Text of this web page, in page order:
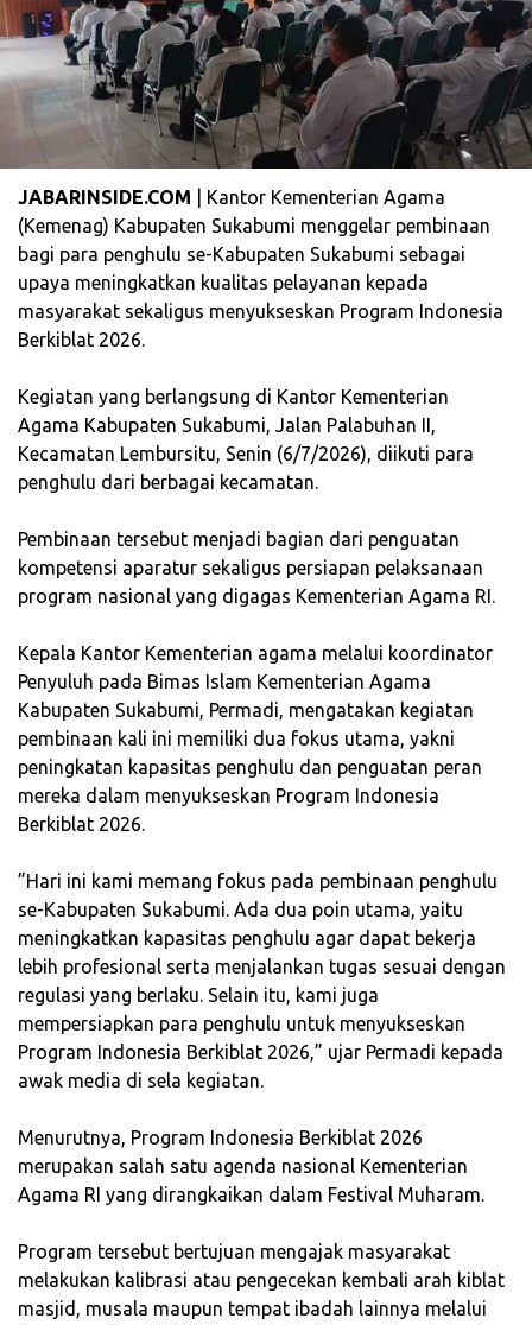
JABARINSIDE.COM | Kantor Kementerian Agama
(Kemenag) Kabupaten Sukabumi menggelar pembinaan
bagi para penghulu se-Kabupaten Sukabumi sebagai
upaya meningkatkan kualitas pelayanan kepada
masyarakat sekaligus menyukseskan Program Indonesia
Berkiblat 2026.
‎Kegiatan yang berlangsung di Kantor Kementerian
Agama Kabupaten Sukabumi, Jalan Palabuhan II,
Kecamatan Lembursitu, Senin (6/7/2026), diikuti para
penghulu dari berbagai kecamatan.
‎Pembinaan tersebut menjadi bagian dari penguatan
kompetensi aparatur sekaligus persiapan pelaksanaan
program nasional yang digagas Kementerian Agama RI.
‎Kepala Kantor Kementerian agama melalui koordinator
Penyuluh pada Bimas Islam Kementerian Agama
Kabupaten Sukabumi, Permadi, mengatakan kegiatan
pembinaan kali ini memiliki dua fokus utama, yakni
peningkatan kapasitas penghulu dan penguatan peran
mereka dalam menyukseskan Program Indonesia
Berkiblat 2026.
‎”Hari ini kami memang fokus pada pembinaan penghulu
se-Kabupaten Sukabumi. Ada dua poin utama, yaitu
meningkatkan kapasitas penghulu agar dapat bekerja
lebih profesional serta menjalankan tugas sesuai dengan
regulasi yang berlaku. Selain itu, kami juga
mempersiapkan para penghulu untuk menyukseskan
Program Indonesia Berkiblat 2026,” ujar Permadi kepada
awak media di sela kegiatan.
‎Menurutnya, Program Indonesia Berkiblat 2026
merupakan salah satu agenda nasional Kementerian
Agama RI yang dirangkaikan dalam Festival Muharam.
‎Program tersebut bertujuan mengajak masyarakat
melakukan kalibrasi atau pengecekan kembali arah kiblat
masjid, musala maupun tempat ibadah lainnya melalui